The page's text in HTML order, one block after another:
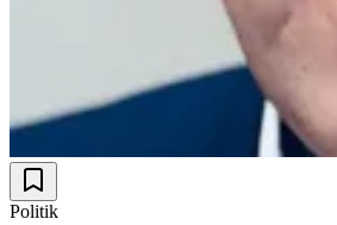
Politik